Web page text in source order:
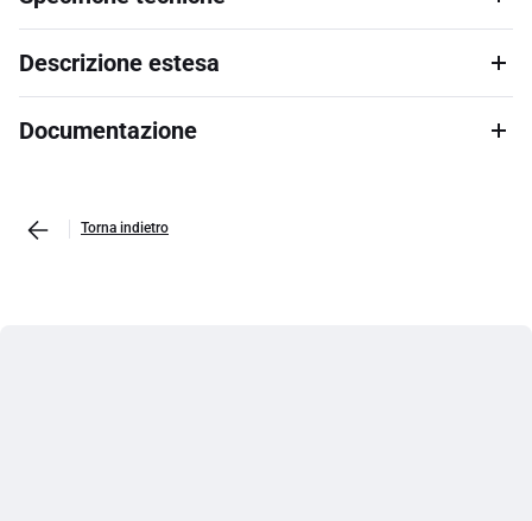
Descrizione estesa
Documentazione
Torna indietro